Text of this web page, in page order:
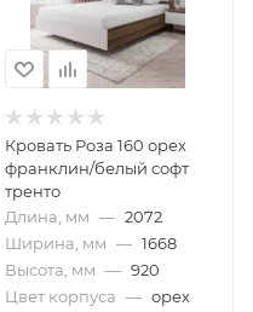
Кровать Роза 160 орех
франклин/белый софт
тренто
Длина, мм — 2072
Ширина, мм — 1668
Высота, мм — 920
Цвет корпуса — орех